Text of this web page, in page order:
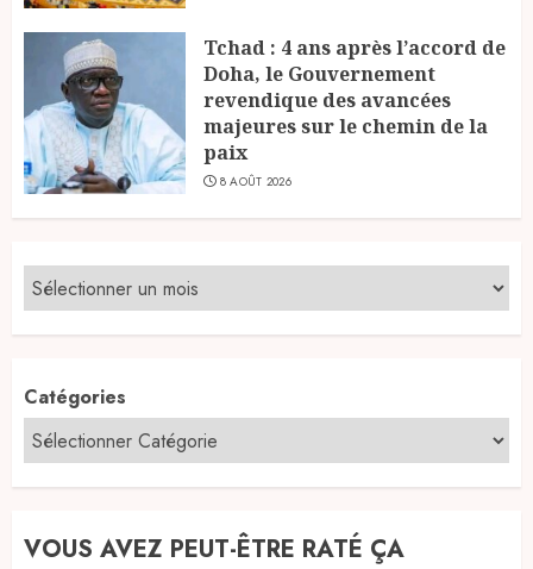
Tchad : 4 ans après l’accord de
Doha, le Gouvernement
revendique des avancées
majeures sur le chemin de la
paix
8 AOÛT 2026
Catégories
VOUS AVEZ PEUT-ÊTRE RATÉ ÇA